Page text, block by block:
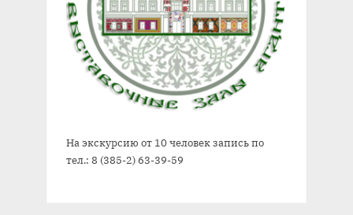
На экскурсию от 10 человек запись по
тел.: 8 (385-2) 63-39-59